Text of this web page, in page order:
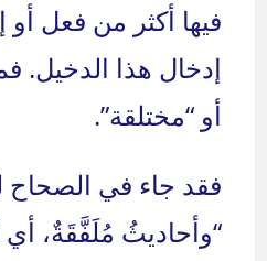
فيها أكثر من فعل
إدخال هذا الدخيل.
أو “مختلقة”.
فقد جاء في الصحاح
“وأحاديثُ مُلَفَّقَةٌ، أي